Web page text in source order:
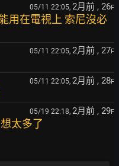
05/11 22:05, 2月前 , 26F
用在電視上 索尼沒必
05/11 22:05, 2月前 , 27F
05/11 22:05, 2月前 , 28F
05/19 22:18, 2月前 , 29F
太多了